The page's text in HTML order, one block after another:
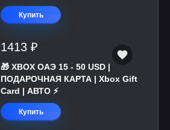
Купить
1413 ₽
🎁 XBOX ОАЭ 15 - 50 USD |
ПОДАРОЧНАЯ КАРТА | Xbox Gift
Card | АВТО ⚡
Купить